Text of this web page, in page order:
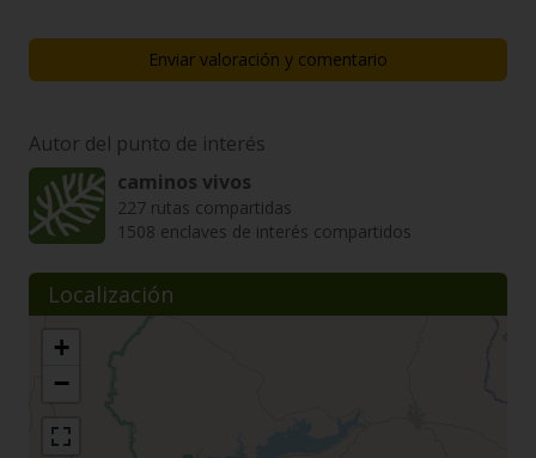
Enviar valoración y comentario
Autor del punto de interés
caminos vivos
227 rutas compartidas
1508 enclaves de interés compartidos
Localización
+
−